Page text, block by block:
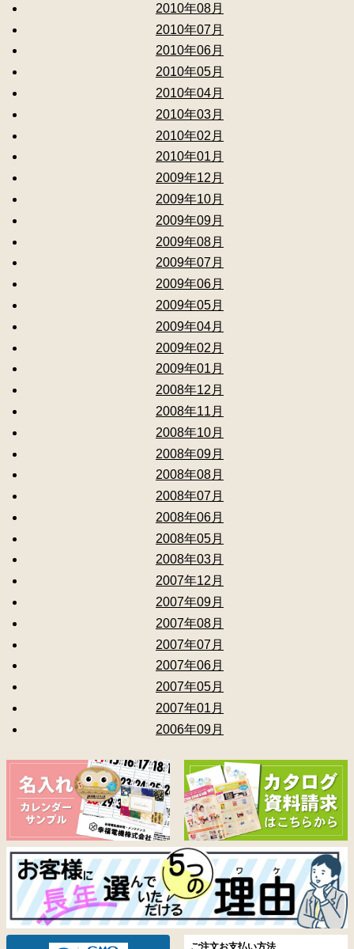
2010年08月
2010年07月
2010年06月
2010年05月
2010年04月
2010年03月
2010年02月
2010年01月
2009年12月
2009年10月
2009年09月
2009年08月
2009年07月
2009年06月
2009年05月
2009年04月
2009年02月
2009年01月
2008年12月
2008年11月
2008年10月
2008年09月
2008年08月
2008年07月
2008年06月
2008年05月
2008年03月
2007年12月
2007年09月
2007年08月
2007年07月
2007年06月
2007年05月
2007年01月
2006年09月
ご注文お支払い方法